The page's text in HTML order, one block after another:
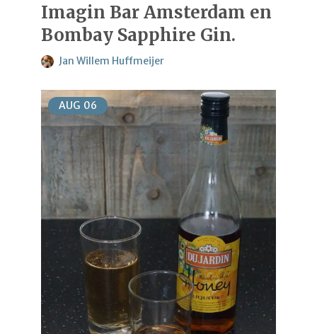
Imagin Bar Amsterdam en
Bombay Sapphire Gin.
Jan Willem Huffmeijer
AUG 06